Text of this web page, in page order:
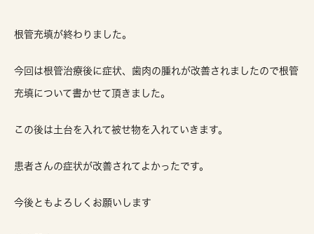
根管充填が終わりました。
今回は根管治療後に症状、歯肉の腫れが改善されましたので根管
充填について書かせて頂きました。
この後は土台を入れて被せ物を入れていきます。
患者さんの症状が改善されてよかったです。
今後ともよろしくお願いします